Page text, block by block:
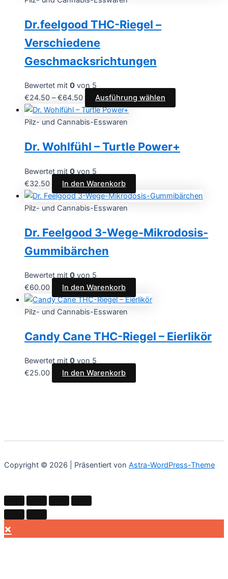
Dr.feelgood THC-Riegel –
Verschiedene
Geschmacksrichtungen
Bewertet mit 0 von 5
€24.50 –€64.50 Ausführung wählen
Pilz- und Cannabis-Esswaren
Dr. Wohlfühl – Turtle Power+
Bewertet mit 0 von 5
€32.50 In den Warenkorb
Pilz- und Cannabis-Esswaren
Dr. Feelgood 3-Wege-Mikrodosis-
Gummibärchen
Bewertet mit 0 von 5
€60.00 In den Warenkorb
Pilz- und Cannabis-Esswaren
Candy Cane THC-Riegel – Eierlikör
Bewertet mit 0 von 5
€25.00 In den Warenkorb
Copyright © 2026 | Präsentiert von Astra-WordPress-Theme
×